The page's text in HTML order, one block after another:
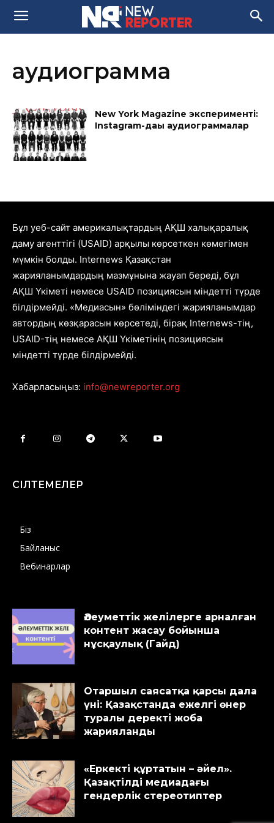
аудиограмма
New York Magazine эксперименті:
Instagram-дағы аудиограммалар
Бұл уеб-сайт америкалықтардың АҚШ халықаралық
даму агенттігі (USAID) арқылы көрсеткен көмегімен
мүмкін болды. Internews Қазақстан
жарияланымдардың мазмұнына жауап береді, бұл
АҚШ Үкіметі немесе USAID позициясын міндетті түрде
білдірмейді. «Медиасын» бөліміндегі жарияланымдар
автордың көзқарасын көрсетеді, бірақ Internews-тің,
USAID-тің немесе АҚШ Үкіметінің позициясын
міндетті түрде білдірмейді.
Хабарласыңыз: info@newreporter.org
СІЛТЕМЕЛЕР
Біз
Байланыс
Вебинарлар
Әлеуметтік желілерге арналған
контент жасау бойынша
нұсқаулық (Гайд)
Отаршыл саясатқа қарсы дала
үні: Қазақстанда ежелгі өнер
туралы деректі жоба
жарияланды
«Еркекті құртатын – әйел».
Қазақтілді медиадағы
гендерлік стереотиптер